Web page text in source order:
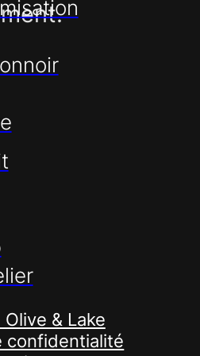
& Lake
confidentialité